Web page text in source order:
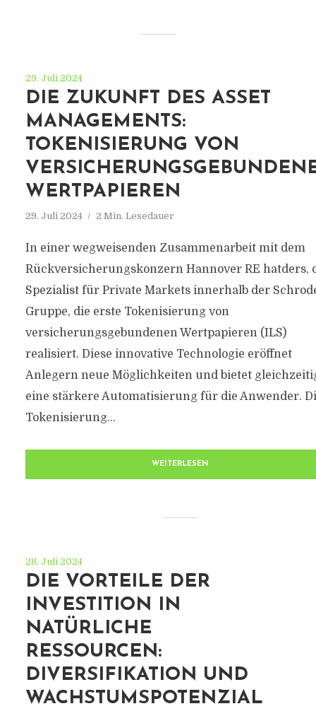
29. Juli 2024
DIE ZUKUNFT DES ASSET
MANAGEMENTS:
TOKENISIERUNG VON
WERTPAPIEREN
29. Juli 2024 2 Min. Lesedauer
In einer wegweisenden Zusammenarbeit mit dem
Rückversicherungskonzern Hannover RE hatders,
Spezialist für Private Markets innerhalb der
Gruppe, die erste Tokenisierung von
versicherungsgebundenen Wertpapieren (ILS)
realisiert. Diese innovative Technologie eröffnet
Anlegern neue Möglichkeiten und bietet
eine stärkere Automatisierung für die Anwender.
Tokenisierung...
WEITERLESEN
28. Juli 2024
DIE VORTEILE DER
INVESTITION IN
NATÜRLICHE
RESSOURCEN:
DIVERSIFIKATION UND
WACHSTUMSPOTENZIAL